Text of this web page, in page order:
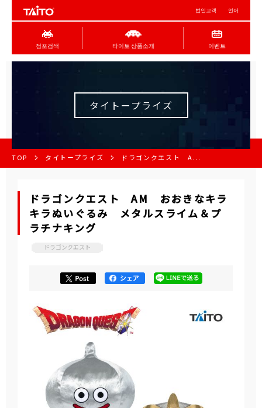
법인고객 언어
점포검색 타이토 상품소개 이벤트
タイトープライズ
TOP タイトープライズ ドラゴンクエスト A...
ドラゴンクエスト AM おおきなキラ
キラぬいぐるみ メタルスライム＆プ
ラチナキング
ドラゴンクエスト